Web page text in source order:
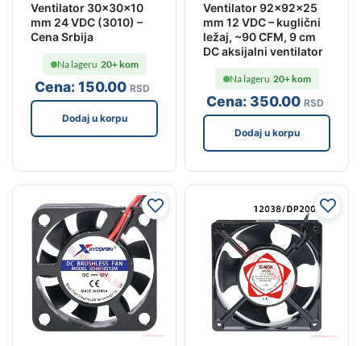
Ventilator 30x30x10
mm 24 VDC (3010) –
Cena Srbija
Cena:150.00 RSD
Na lageru 20+ kom
Dodaj u korpu
Ventilator 92x92x25
mm 12 VDC – kuglični
ležaj, ~90 CFM, 9 cm
DC aksijalni ventilator
Cena:350.00 RSD
Na lageru 20+ kom
Dodaj u korpu